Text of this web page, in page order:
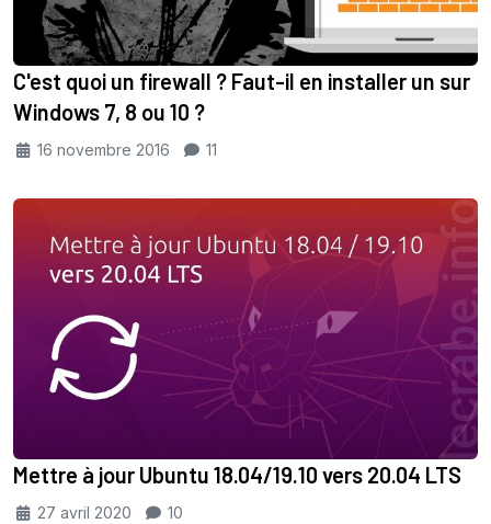
C'est quoi un firewall ? Faut-il en installer un sur
Windows 7, 8 ou 10 ?
16 novembre 2016 11
Mettre à jour Ubuntu 18.04/19.10 vers 20.04 LTS
27 avril 2020 10